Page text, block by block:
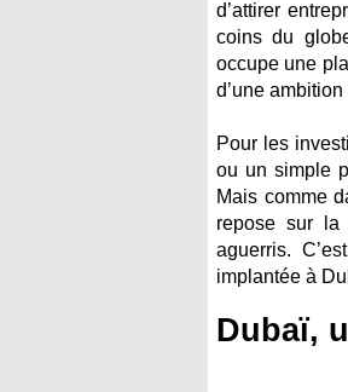
d’attirer
coins du
occupe une
d’une
Pour les
ou un simple
Mais comme
repose sur la
aguerris.
implantée à
Dubaï,